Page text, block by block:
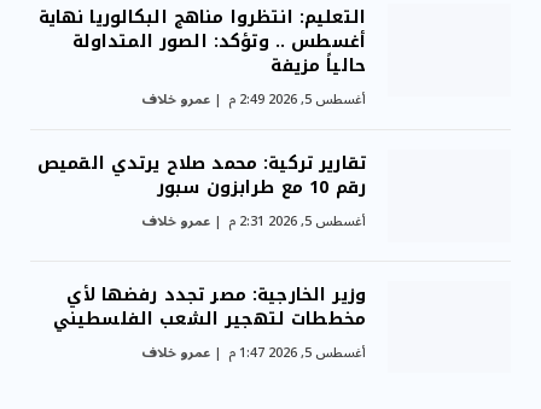
التعليم: انتظروا مناهج البكالوريا نهاية
أغسطس .. وتؤكد: الصور المتداولة
حالياً مزيفة
أغسطس 5, 2026 2:49 م عمرو خلاف
تقارير تركية: محمد صلاح يرتدي القميص
رقم 10 مع طرابزون سبور
أغسطس 5, 2026 2:31 م عمرو خلاف
وزير الخارجية: مصر تجدد رفضها لأي
مخططات لتهجير الشعب الفلسطيني
أغسطس 5, 2026 1:47 م عمرو خلاف